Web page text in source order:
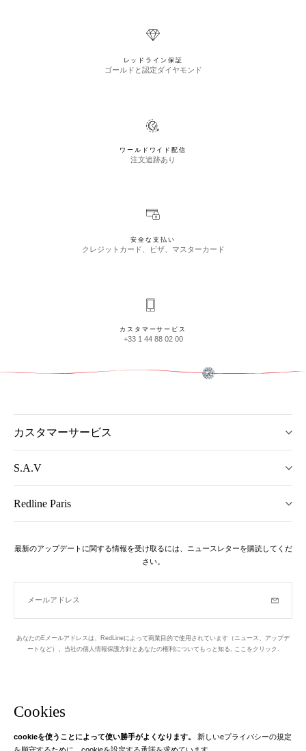
Cookies
cookieを使うことによって使い勝手がよくなります。
新しいeプライバシーの規定
レッドライン保証
ゴールドと認定ダイヤモンド
ワールドワイド配信
注文追跡あり
安全な支払い
クレジットカード、ビザ、マスターカード
カスタマーサービス
+33 1 44 88 02 00
カスタマーサービス
S.A.V
Redline Paris
最新のアップデートに関する情報を受け取るには、ニュースレターを購読してくだ
さい。
メールアドレス
あなたのEメールアドレスは、RedLineによって商業目的で使用されています（ニュース、アップデ
ートなど）。当社の個人情報保護方針とあなたの権利についてもっと知る,
ここをクリック
Instagram Facebook Twitter Pinterest
あなたのEメール